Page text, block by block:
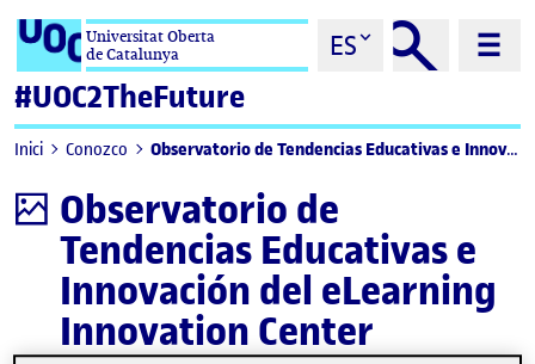
Saltar al contenidoUniversitat Oberta
de Catalunya
ES
#UOC2TheFuture
Inici Conozco Observatorio de Tendencias Educativas e Innovación del eLearning Innovation Center
InfografíaObservatorio de
Tendencias Educativas e
Innovación del eLearning
Innovation Center